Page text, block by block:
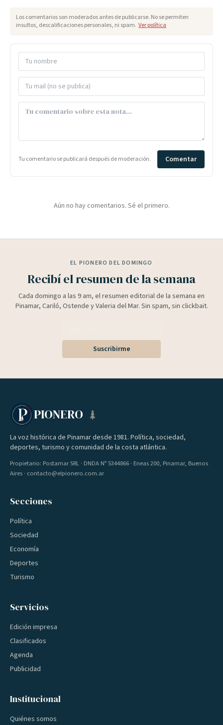
Los comentarios son moderados antes de publicarse. No se permiten
insultos, descalificaciones personales, ni spam. Ver política
Tu comentario se publicará después de moderación. Comentar
Aún no hay comentarios. Sé el primero.
EL PIONERO DEL DOMINGO
Recibí el resumen de la semana
Cada domingo a las 9 am, el resumen editorial de la semana en
Pinamar, Cariló, Ostende y Valeria del Mar. Sin spam, sin clickbait.
Suscribirme
PIONERO
La voz histórica de Pinamar desde 1981. Política, sociedad,
deportes, turismo y comunidad de la costa atlántica.
Propietario: Postamar SRL · DNDA Nº 5344866 · Eneas 200, Pinamar, Buenos
Aires · contacto@elpionero.com.ar
Secciones
Política
Sociedad
Economía
Deportes
Turismo
Servicios
Edición impresa
Clasificados
Agenda
Publicidad
Institucional
Quiénes somos